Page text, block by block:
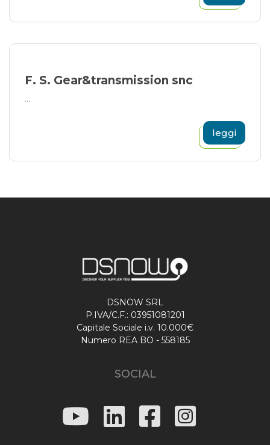
F. S. Gear&transmission snc
...
leggi
DSNOW SRL
P.IVA/C.F.: 03951081201
Capitale Sociale i.v. 10.000€
Numero REA BO - 558185
SOCIAL